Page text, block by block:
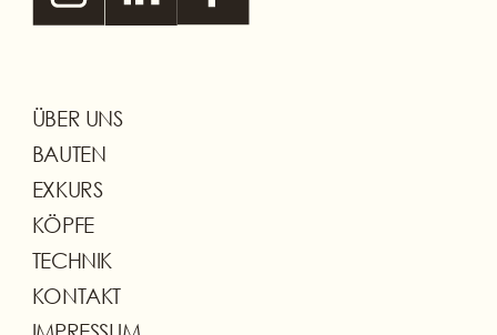
ÜBER UNS
BAUTEN
EXKURS
KÖPFE
TECHNIK
KONTAKT